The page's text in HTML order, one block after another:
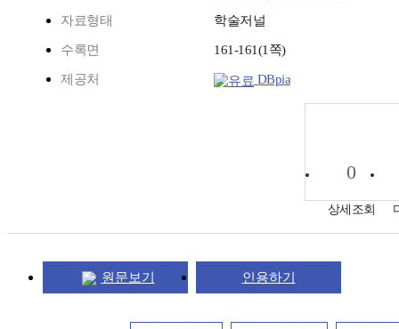
자료형태 학술저널
수록면 161-161(1쪽)
제공처 DBpia
0
상세조회
원문보기 인용하기